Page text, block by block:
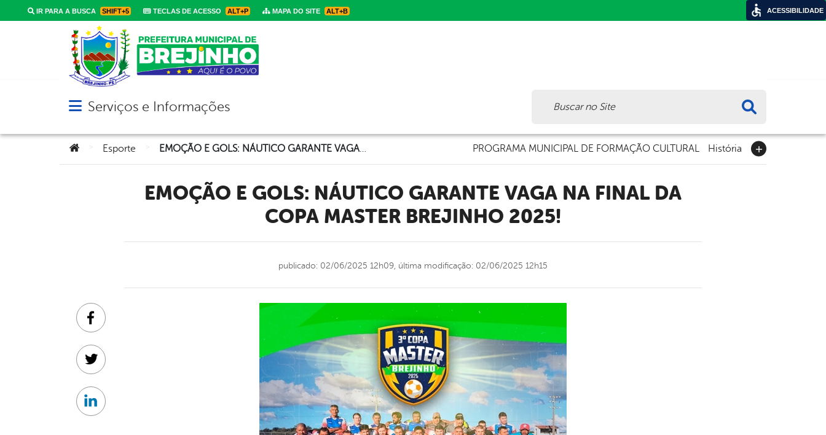
IR PARA A BUSCA SHIFT+5 TECLAS DE ACESSO ALT+P MAPA DO SITE ALT+B
Abrir menu principal de navegação
Serviços e Informações
Você está aqui:
Esporte EMOÇÃO E GOLS: NÁUTICO GARANTE VAGA NA FINAL DA COPA MASTER BREJINHO 2025! PROGRAMA MUNICIPAL DE FORMAÇÃO CULTURAL História
EMOÇÃO E GOLS: NÁUTICO GARANTE VAGA NA FINAL DA
COPA MASTER BREJINHO 2025!
publicado: 02/06/2025 12h09, última modificação: 02/06/2025 12h15
Facebook
Twitter
Linkedin
ACESSIBILIDADE